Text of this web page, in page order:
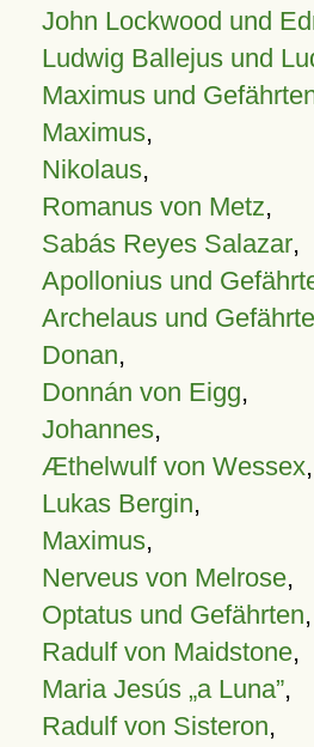
John Lockwood und
Ludwig Ballejus und
Maximus und
Maximus,
Nikolaus,
Romanus von Metz,
Sabás Reyes Salazar,
Apollonius und
Archelaus und
Donan,
Donnán von Eigg,
Johannes,
Æthelwulf von Wessex,
Lukas Bergin,
Maximus,
Nerveus von Melrose,
Optatus und Gefährten,
Radulf von Maidstone,
Maria Jesús „a Luna”,
Radulf von Sisteron,